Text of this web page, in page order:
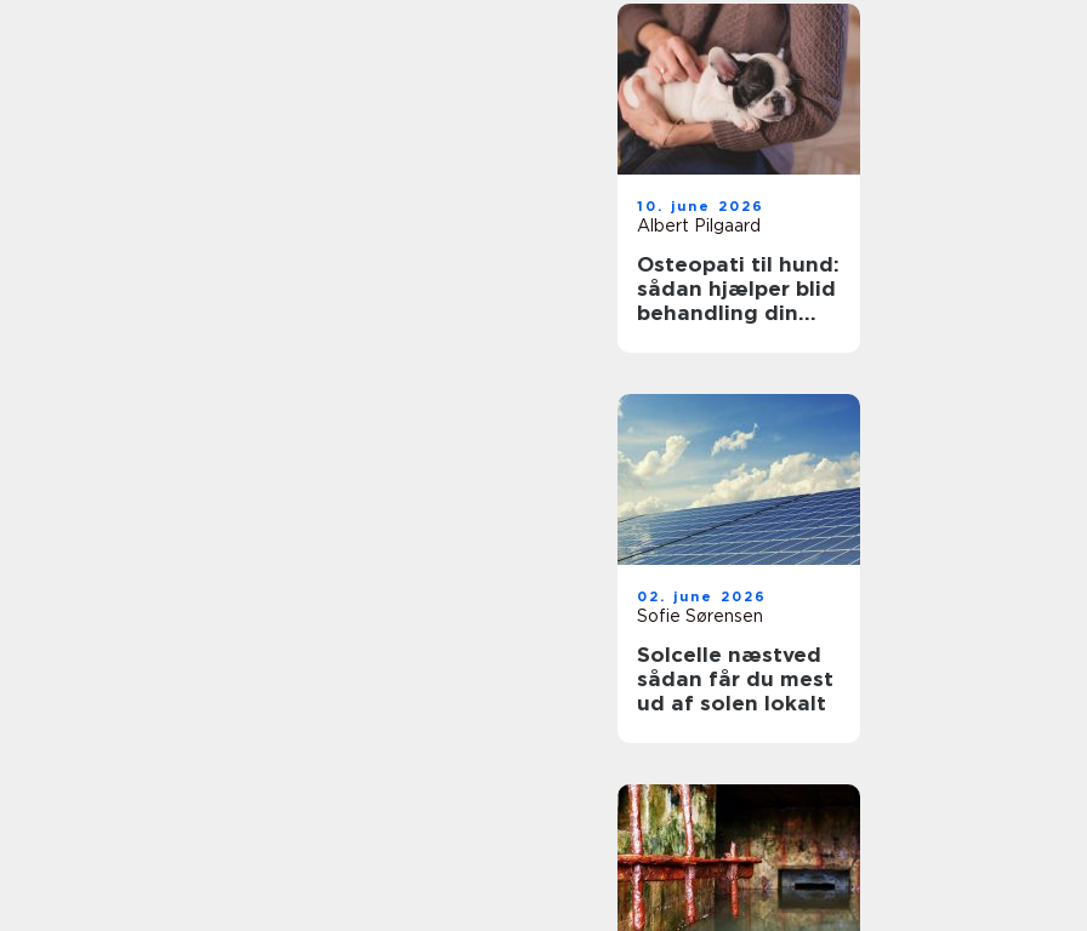
10. june 2026
Albert Pilgaard
Osteopati til hund:
sådan hjælper blid
behandling din
02. june 2026
Sofie Sørensen
Solcelle næstved
sådan får du mest
ud af solen lokalt